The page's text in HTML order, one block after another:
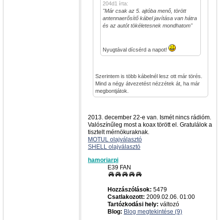
204d1 írta:
"Már csak az 5. ajtóba menő, törött
antennaerősítő kábel javítása van hátra
és az autót tökéletesnek mondhatom"
Nyugtával dícsérd a napot!
Szerintem is több kábelnél lesz ott már törés.
Mind a négy átvezetést nézzétek át, ha már
megbontjátok.
2013. december 22-e van. Ismét nincs rádióm.
Valószínűleg most a koax törött el. Gratulálok a
tisztelt mérnökuraknak.
MOTUL olajválasztó
SHELL olajválasztó
hamoriarpi
E39 FAN
Hozzászólások: 5479
Csatlakozott: 2009.02.06. 01:00
Tartózkodási hely: változó
Blog: Blog megtekintése (9)